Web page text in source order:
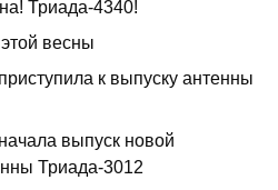
Триада-4340!
весны
к выпуску антенны
выпуск новой
Триада-3012